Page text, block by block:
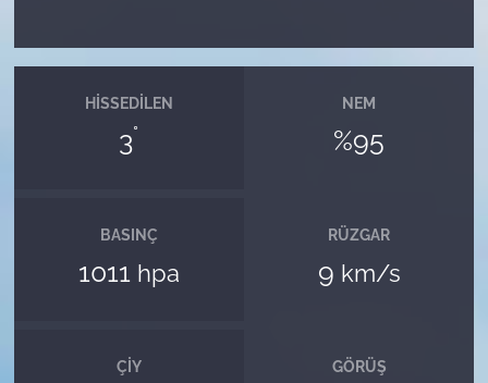
HISSEDILEN
3°
NEM
%95
BASINÇ
1011 hpa
RÜZGAR
9 km/s
ÇIY GÖRÜŞ